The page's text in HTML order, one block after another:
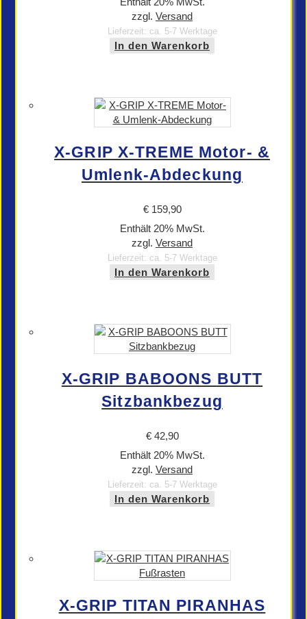
zzgl. Versand
Lieferzeit: ca. 5-7 Werktage
In den Warenkorb
X-GRIP X-TREME Motor- &
Umlenk-Abdeckung
€159,90
Enthält 20% MwSt.
zzgl. Versand
Lieferzeit: ca. 5-7 Werktage
In den Warenkorb
X-GRIP BABOONS BUTT
Sitzbankbezug
€42,90
Enthält 20% MwSt.
zzgl. Versand
Lieferzeit: ca. 5-7 Werktage
In den Warenkorb
X-GRIP TITAN PIRANHAS